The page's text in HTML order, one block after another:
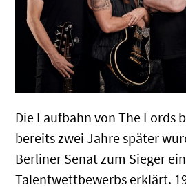
Die Laufbahn von The Lords
bereits zwei Jahre später
Berliner Senat zum Sieger
Talentwettbewerbs erklärt.